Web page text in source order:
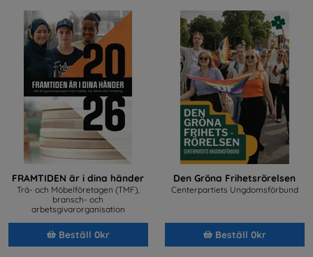
FRAMTIDEN är i dina händer
Trä- och Möbelföretagen (TMF),
bransch- och
arbetsgivarorganisation
Beställ 0kr
Den Gröna Frihetsrörelsen
Centerpartiets Ungdomsförbund
Beställ 0kr